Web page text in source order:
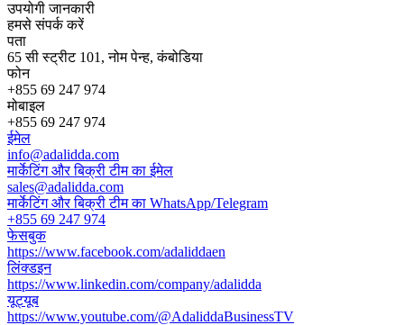
उपयोगी जानकारी
हमसे संपर्क करें
पता
65 सी स्ट्रीट 101, नोम पेन्ह, कंबोडिया
फोन
+855 69 247 974
मोबाइल
+855 69 247 974
ईमेल
info@adalidda.com
मार्केटिंग और बिक्री टीम का ईमेल
sales@adalidda.com
मार्केटिंग और बिक्री टीम का WhatsApp/Telegram
+855 69 247 974
फेसबुक
https://www.facebook.com/adaliddaen
लिंक्डइन
https://www.linkedin.com/company/adalidda
यूट्यूब
https://www.youtube.com/@AdaliddaBusinessTV